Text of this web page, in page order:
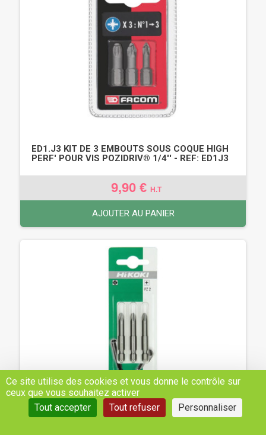
ED1.J3 KIT DE 3 EMBOUTS SOUS COQUE HIGH
PERF' POUR VIS POZIDRIV® 1/4'' - REF: ED1J3
9,90 € H.T
AJOUTER AU PANIER
Ce site utilise des cookies et vous donne le contrôle sur
ceux que vous souhaitez activer
Tout accepter
Tout refuser Personnaliser